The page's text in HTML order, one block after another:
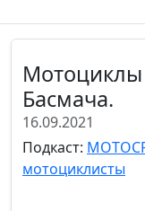
Мотоциклы
Басмача.
16.09.2021
Подкаст:
мотоциклисты